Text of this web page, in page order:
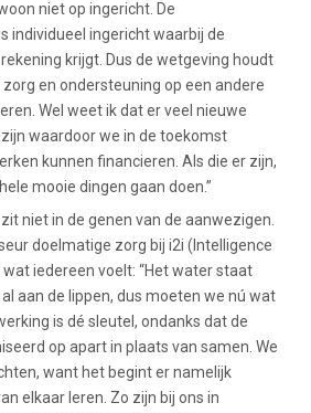
niet op ingericht. De
individueel ingericht waarbij de
krijgt. Dus de wetgeving houdt
en ondersteuning op een andere
Wel weet ik dat er veel nieuwe
waardoor we in de toekomst
kunnen financieren. Als die er zijn,
mooie dingen gaan doen.”
niet in de genen van de aanwezigen.
doelmatige zorg bij i2i (Intelligence
iedereen voelt: “Het water staat
aan de lippen, dus moeten we nú wat
is dé sleutel, ondanks dat de
op apart in plaats van samen. We
want het begint er namelijk
elkaar leren. Zo zijn bij ons in